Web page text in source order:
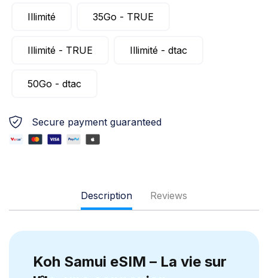
Illimité 35Go - TRUE
Illimité - TRUE Illimité - dtac
50Go - dtac
Secure payment guaranteed
Description Reviews
Koh Samui eSIM – La vie sur